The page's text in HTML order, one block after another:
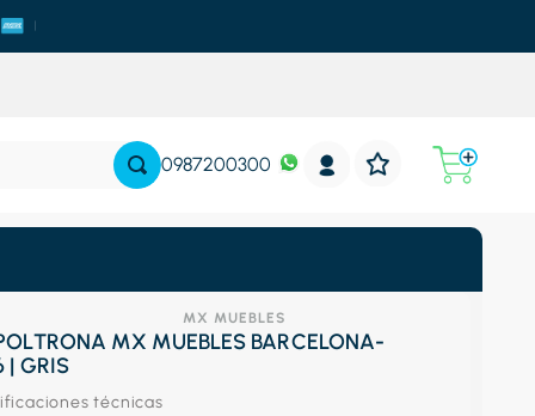
0987200300
MX MUEBLES
MX MUEBLES BARCELONA-
| GRIS
técnicas